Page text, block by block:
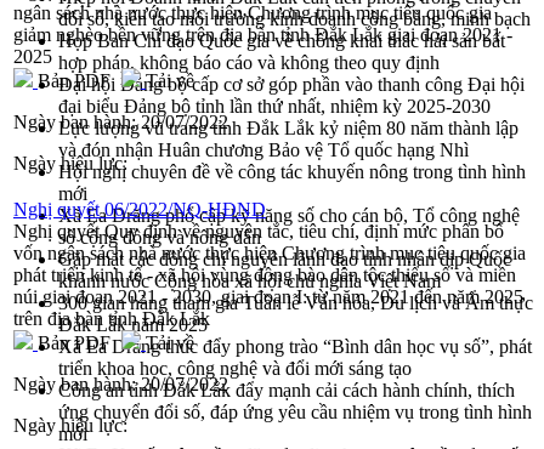
đổi số, kiến tạo môi trường kinh doanh công bằng, minh bạch
Họp Ban Chỉ đạo Quốc gia về chống khai thác hải sản bất
hợp pháp, không báo cáo và không theo quy định
Đại hội Đảng bộ cấp cơ sở góp phần vào thanh công Đại hội
đại biểu Đảng bộ tỉnh lần thứ nhất, nhiệm kỳ 2025-2030
Lực lượng vũ trang tỉnh Đắk Lắk kỷ niệm 80 năm thành lập
và đón nhận Huân chương Bảo vệ Tổ quốc hạng Nhì
Hội nghị chuyên đề về công tác khuyến nông trong tình hình
mới
Xã Ea Drăng phổ cập kỹ năng số cho cán bộ, Tổ công nghệ
số cộng đồng và nông dân
Gặp mặt các đồng chí nguyên lãnh đạo tỉnh nhân dịp Quốc
khánh nước Cộng hòa xã hội chủ nghĩa Việt Nam
300 gian hàng tham gia Tuần lễ Văn hóa, Du lịch và Ẩm thực
Đắk Lắk năm 2025
Xã Ea Drăng thúc đẩy phong trào “Bình dân học vụ số”, phát
triển khoa học, công nghệ và đổi mới sáng tạo
Công an tỉnh Đắk Lắk đẩy mạnh cải cách hành chính, thích
ứng chuyển đổi số, đáp ứng yêu cầu nhiệm vụ trong tình hình
mới
ngân sách nhà nước thực hiện Chương trình mục tiêu quốc gia
giảm nghèo bền vững trên địa bàn tỉnh Đắk Lắk giai đoạn 2021 -
2025
Bản PDF
Tải về
Ngày ban hành:20/07/2022
Ngày hiệu lực:
Nghị quyết 06/2022/NQ-HĐND
Nghị quyết Quy định về nguyên tắc, tiêu chí, định mức phân bổ
vốn ngân sách nhà nước thực hiện Chương trình mục tiêu quốc gia
phát triển kinh tế - xã hội vùng đồng bào dân tộc thiểu số và miền
núi giai đoạn 2021 - 2030, giai đoạn I: từ năm 2021 đến năm 2025
trên địa bàn tỉnh Đắk Lắk
Bản PDF
Tải về
Ngày ban hành:20/07/2022
Ngày hiệu lực: